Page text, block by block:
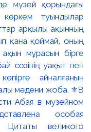
музей қорындағы
туындылар
арқылы ақынның
қана қоймай, оның
мұрасын бірге
сөзінің уақыт пен
айналғанын
мәдени жоба. ⚜️В
Абая в музейном
особая
Цитаты великого